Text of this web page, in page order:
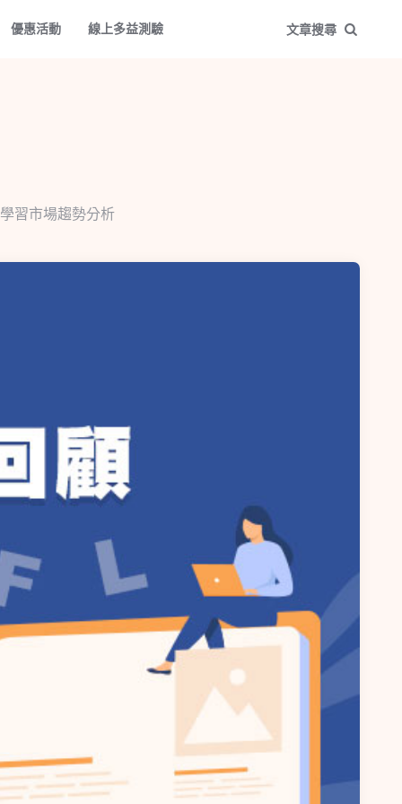
優惠活動 線上多益測驗 文章搜尋
習市場趨勢分析